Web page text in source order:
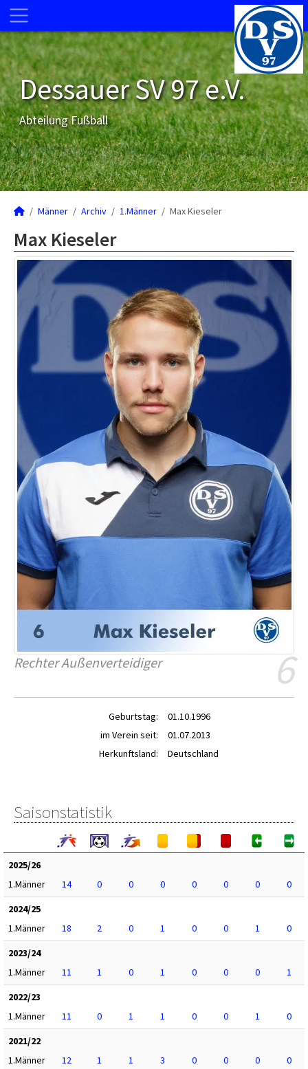
Dessauer SV 97 e.V.
Abteilung Fußball
Männer Archiv 1.Männer Max Kieseler
Max Kieseler
6
Rechter Außenverteidiger
Geburtstag:
01.10.1996
im Verein seit:
01.07.2013
Herkunftsland:
Deutschland
Saisonstatistik
2025/26
1.Männer
14 0 0 0 0 0 0
0
2024/25
1.Männer
18 2 0 1 0 0 1
0
2023/24
1.Männer
11 1 0 1 0 0 0
1
2022/23
1.Männer
11 0 1 1 0 0 1
0
2021/22
1.Männer
12 1 1 3 0 0 0
0